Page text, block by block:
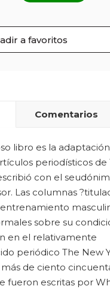
a favoritos
Comentarios
libro es la
periodísticos de
con el
Las columnas
sobre su
en el relativamente
periódico The New
de ciento
fueron escritas por